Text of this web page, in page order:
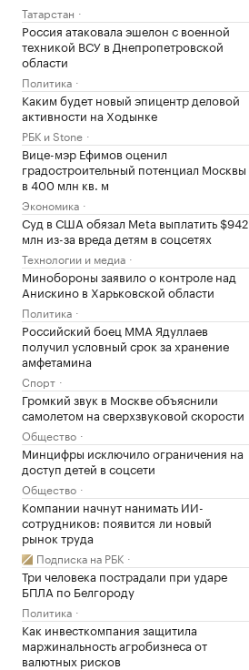
Татарстан
Россия атаковала эшелон с военной
техникой ВСУ в Днепропетровской
области
Политика
Каким будет новый эпицентр деловой
активности на Ходынке
РБК и Stone
Вице-мэр Ефимов оценил
градостроительный потенциал Москвы
в 400 млн кв. м
Экономика
Суд в США обязал Meta выплатить $942
млн из-за вреда детям в соцсетях
Технологии и медиа
Минобороны заявило о контроле над
Анискино в Харьковской области
Политика
Российский боец ММА Ядуллаев
получил условный срок за хранение
амфетамина
Спорт
Громкий звук в Москве объяснили
самолетом на сверхзвуковой скорости
Общество
Минцифры исключило ограничения на
доступ детей в соцсети
Общество
Компании начнут нанимать ИИ-
сотрудников: появится ли новый
рынок труда
Подписка на РБК
Три человека пострадали при ударе
БПЛА по Белгороду
Политика
Как инвесткомпания защитила
маржинальность агробизнеса от
валютных рисков